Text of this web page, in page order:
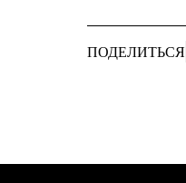
Теплое термобелье
Среднее термобелье
Брюки
ПОДЕЛИТЬСЯ